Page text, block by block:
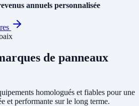
annuels personnalisée
de panneaux
homologués et fiables pour une
et performante sur le long terme.